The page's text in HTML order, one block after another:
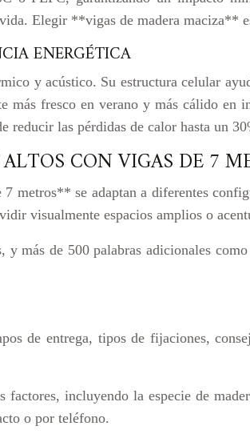
Elegir **vigas de madera maciza**
ENERGÉTICA
y acústico. Su estructura celular
más fresco en verano y más cálido
reducir las pérdidas de calor hasta un
CON VIGAS DE 7
se adaptan a diferentes
visualmente espacios amplios o
más de 500 palabras adicionales
de entrega, tipos de fijaciones,
incluyendo la especie de
o por teléfono.